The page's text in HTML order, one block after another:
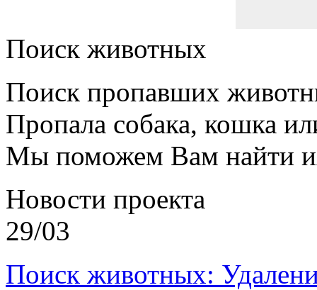
Поиск животных
Поиск пропавших
Пропала собака, кошка
Мы поможем Вам найти
Новости проекта
29/03
Поиск животных: